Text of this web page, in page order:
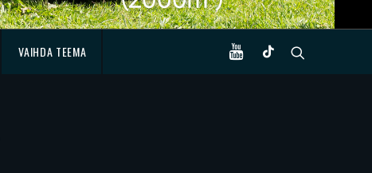
VAIHDA TEEMA